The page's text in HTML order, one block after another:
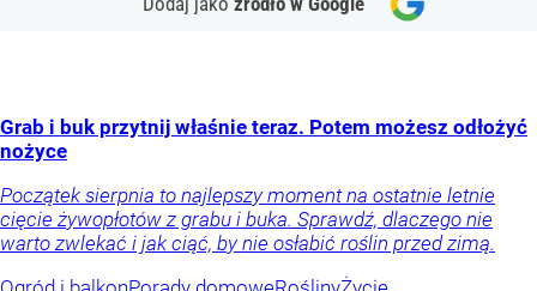
Grab i buk przytnij właśnie teraz. Potem możesz odłożyć
nożyce
Początek sierpnia to najlepszy moment na ostatnie letnie
cięcie żywopłotów z grabu i buka. Sprawdź, dlaczego nie
warto zwlekać i jak ciąć, by nie osłabić roślin przed zimą.